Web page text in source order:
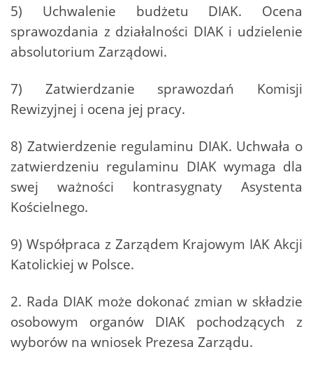
5) Uchwalenie budżetu DIAK. Ocena
sprawozdania z działalności DIAK i udzielenie
absolutorium Zarządowi.
7) Zatwierdzanie sprawozdań Komisji
Rewizyjnej i ocena jej pracy.
8) Zatwierdzenie regulaminu DIAK. Uchwała o
zatwierdzeniu regulaminu DIAK wymaga dla
swej ważności kontrasygnaty Asystenta
Kościelnego.
9) Współpraca z Zarządem Krajowym IAK Akcji
Katolickiej w Polsce.
2. Rada DIAK może dokonać zmian w składzie
osobowym organów DIAK pochodzących z
wyborów na wniosek Prezesa Zarządu.